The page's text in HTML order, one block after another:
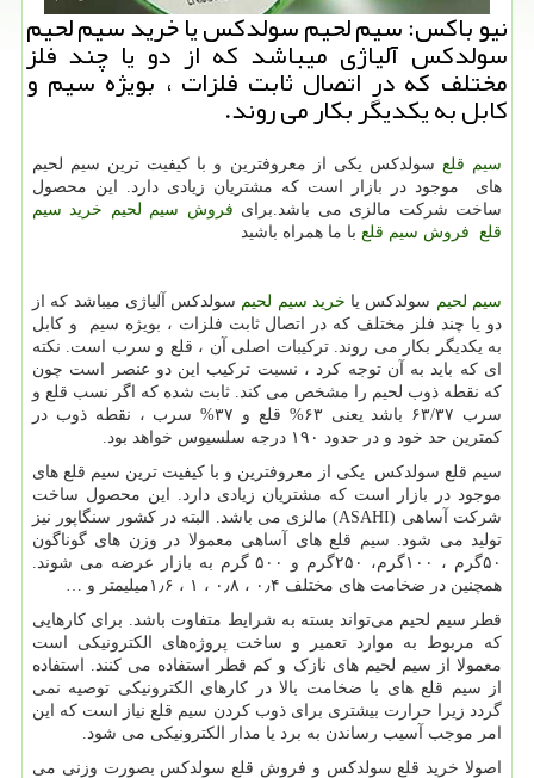
نیو باكس: سیم لحیم سولدكس یا خرید سیم لحیم
سولدكس آلیاژی میباشد كه از دو یا چند فلز
مختلف كه در اتصال ثابت فلزات ، بویژه سیم و
كابل به یكدیگر بكار می روند.
سیم قلع سولدکس یكی از معروفترین و با كیفیت ترین سیم لحیم
های موجود در بازار است كه مشتریان زیادی دارد. این محصول
ساخت شركت مالزی می باشد.برای فروش سیم لحیم
خرید سیم
قلع
فروش سیم قلع با ما همراه باشید
سیم لحیم سولدکس یا خرید سیم لحیم سولدکس آلیاژی میباشد که از
دو یا چند فلز مختلف که در اتصال ثابت فلزات ، بویژه سیم و کابل
به یکدیگر بکار می روند. ترکیبات اصلی آن ، قلع و سرب است. نکته
ای که باید به آن توجه کرد ، نسبت ترکیب این دو عنصر است چون
که نقطه ذوب لحیم را مشخص می کند. ثابت شده که اگر نسب قلع و
سرب ۶۳/۳۷ باشد یعنی ۶۳% قلع و ۳۷% سرب ، نقطه ذوب در
کمترین حد خود و در حدود ۱۹۰ درجه سلسیوس خواهد بود.
سیم قلع سولدکس یکی از معروفترین و با کیفیت ترین سیم قلع های
موجود در بازار است که مشتریان زیادی دارد. این محصول ساخت
شرکت آساهی (ASAHI) مالزی می باشد. البته در کشور سنگاپور نیز
تولید می شود. سیم قلع های آساهی معمولا در وزن های گوناگون
۵۰گرم ، ۱۰۰گرم، ۲۵۰گرم و ۵۰۰ گرم به بازار عرضه می شوند.
همچنین در ضخامت های مختلف ۰٫۴ ، ۰٫۸ ، ۱ ، ۱٫۶میلیمتر و …
قطر سیم لحیم می‌تواند بسته به شرایط متفاوت باشد. برای کارهایی
که مربوط به موارد تعمیر و ساخت پروژه‌های الکترونیکی است
معمولا از سیم لحیم های نازک و کم قطر استفاده می کنند. استفاده
از سیم قلع های با ضخامت بالا در کارهای الکترونیکی توصیه نمی
گردد زیرا حرارت بیشتری برای ذوب کردن سیم قلع نیاز است که این
امر موجب آسیب رساندن به برد یا مدار الکترونیکی می شود.
اصولا خرید قلع سولدکس و فروش قلع سولدکس بصورت وزنی می